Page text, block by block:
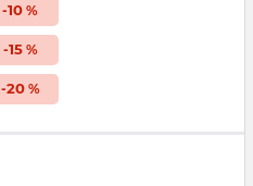
-10 %
-15%
-20%